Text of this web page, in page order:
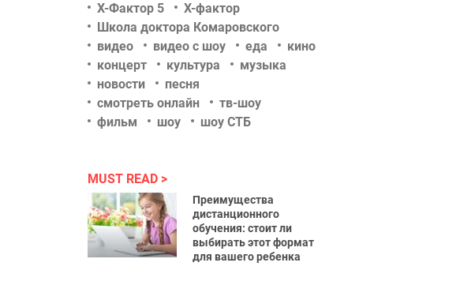
Х-Фактор 5
Х-фактор
Школа доктора Комаровского
видео
видео с шоу еда
кино
концерт
культура
музыка
новости
песня
смотреть онлайн
тв-шоу
фильм
шоу шоу СТБ
MUST READ
Преимущества
дистанционного
обучения: стоит ли
выбирать этот формат
для вашего ребенка